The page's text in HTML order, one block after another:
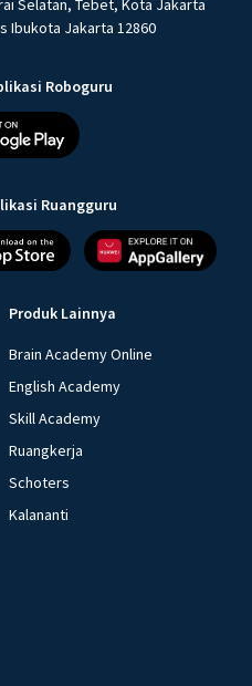
Selatan, Tebet, Kota Jakarta
Ibukota Jakarta 12860
Roboguru
Ruangguru
Produk Lainnya
Brain Academy Online
English Academy
Skill Academy
Ruangkerja
Schoters
Kalananti